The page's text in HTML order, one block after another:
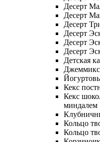
Десерт
Десерт
Десерт
Десерт
Десерт
Десерт
Детская
Кекс
Кекс
миндалем
Кольцо
Кольцо